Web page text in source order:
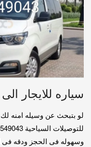
سياره للايجار الى
وسهوله فى الحجز ودقه فى